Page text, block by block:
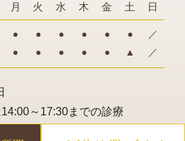
月 火 水 木 金 土 日
● ● ● ● ● ● ／
● ● ● ● ● ▲ ／
～17:30までの診療